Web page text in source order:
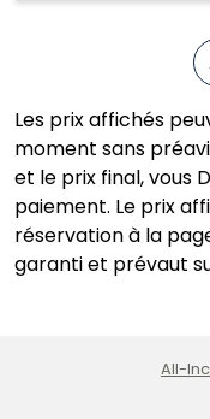
Les prix affichés
moment sans
et le prix final, vous
paiement. Le prix
réservation à la
garanti et prévaut
All-